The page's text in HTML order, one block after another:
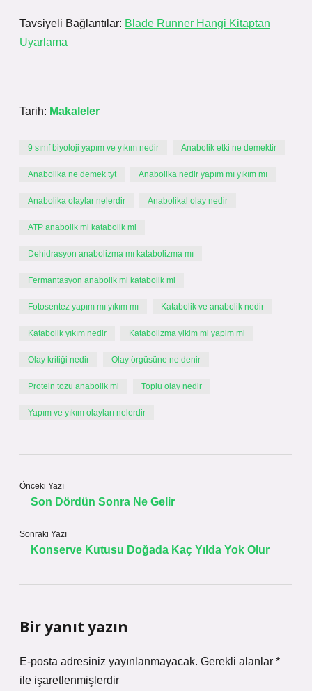
Tavsiyeli Bağlantılar: Blade Runner Hangi Kitaptan
Uyarlama
Tarih: Makaleler
9 sınıf biyoloji yapım ve yıkım nedir Anabolik etki ne demektir
Anabolika ne demek tyt Anabolika nedir yapım mı yıkım mı
Anabolika olaylar nelerdir Anabolikal olay nedir
ATP anabolik mi katabolik mi
Dehidrasyon anabolizma mı katabolizma mı
Fermantasyon anabolik mi katabolik mi
Fotosentez yapım mı yıkım mı Katabolik ve anabolik nedir
Katabolik yıkım nedir Katabolizma yikim mi yapim mi
Olay kritiği nedir Olay örgüsüne ne denir
Protein tozu anabolik mi Toplu olay nedir
Yapım ve yıkım olayları nelerdir
Önceki Yazı
Son Dördün Sonra Ne Gelir
Sonraki Yazı
Konserve Kutusu Doğada Kaç Yılda Yok Olur
Bir yanıt yazın
E-posta adresiniz yayınlanmayacak. Gerekli alanlar *
ile işaretlenmişlerdir